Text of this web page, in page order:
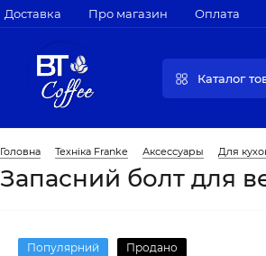
Доставка Про магазин Оплата
Каталог
Головна Техніка Franke Аксессуары Для
Запасний болт для
Популярний Продано